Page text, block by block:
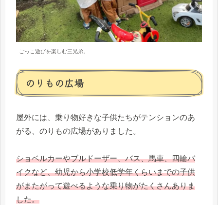
ごっこ遊びを楽しむ三兄弟。
のりもの広場
屋外には、乗り物好きな子供たちがテンションのあ
がる、のりもの広場がありました。
ショベルカーやブルドーザー、バス、馬車、四輪バ
イクなど、幼児から小学校低学年くらいまでの子供
がまたがって遊べるような乗り物がたくさんありま
した。